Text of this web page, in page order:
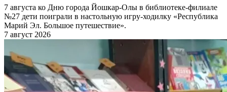
7 августа ко Дню города Йошкар-Олы в библиотеке-филиале
№27 дети поиграли в настольную игру-ходилку «Республика
Марий Эл. Большое путешествие».
7 август 2026